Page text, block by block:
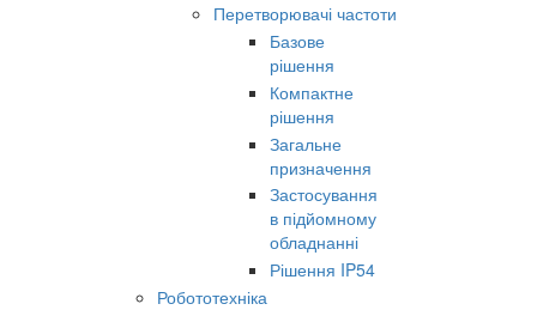
Перетворювачі частоти
Базове
рішення
Компактне
рішення
Загальне
призначення
Застосування
в підйомному
обладнанні
Рішення IP54
Робототехніка